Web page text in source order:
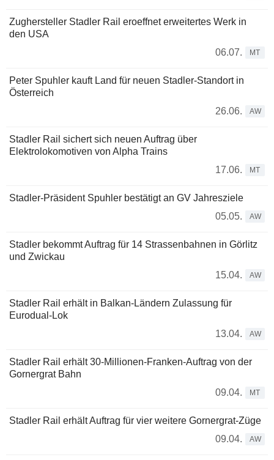
Zughersteller Stadler Rail eroeffnet erweitertes Werk in
den USA
06.07.
MT
Peter Spuhler kauft Land für neuen Stadler-Standort in
Österreich
26.06.
AW
Stadler Rail sichert sich neuen Auftrag über
Elektrolokomotiven von Alpha Trains
17.06.
MT
Stadler-Präsident Spuhler bestätigt an GV Jahresziele
05.05.
AW
Stadler bekommt Auftrag für 14 Strassenbahnen in Görlitz
und Zwickau
15.04.
AW
Stadler Rail erhält in Balkan-Ländern Zulassung für
Eurodual-Lok
13.04.
AW
Stadler Rail erhält 30-Millionen-Franken-Auftrag von der
Gornergrat Bahn
09.04.
MT
Stadler Rail erhält Auftrag für vier weitere Gornergrat-Züge
09.04.
AW